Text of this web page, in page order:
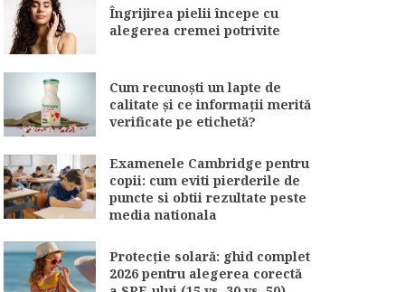
Îngrijirea pielii începe cu
alegerea cremei potrivite
Cum recunoști un lapte de
calitate și ce informații merită
verificate pe etichetă?
Examenele Cambridge pentru
copii: cum eviti pierderile de
puncte si obtii rezultate peste
media nationala
Protecție solară: ghid complet
2026 pentru alegerea corectă